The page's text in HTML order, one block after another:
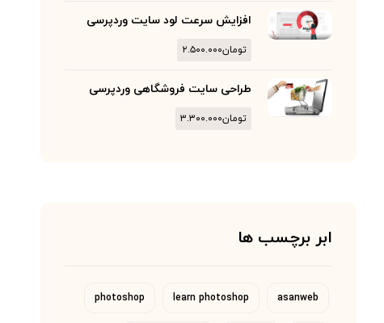
افزایش سرعت لود سایت وردپرسی
تومان۲.۵۰۰.۰۰۰
طراحی سایت فروشگاهی وردپرسی
تومان۳.۳۰۰.۰۰۰
ابر برچسب ها
asanweb
learn photoshop
photoshop